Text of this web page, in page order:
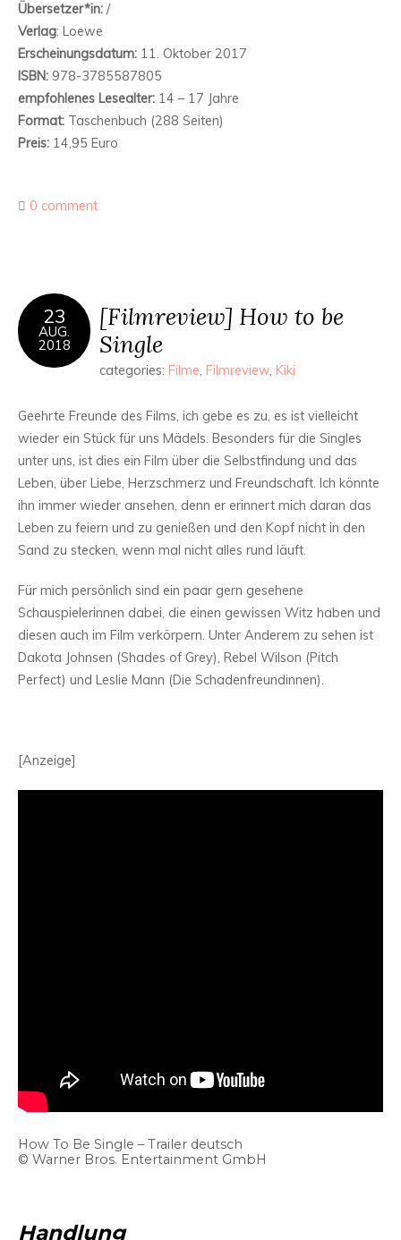
Übersetzer*in: /
Verlag: Loewe
Erscheinungsdatum: 11. Oktober 2017
ISBN: 978-3785587805
empfohlenes Lesealter: 14 – 17 Jahre
Format: Taschenbuch (288 Seiten)
Preis: 14,95 Euro
0 comment
23
AUG.
2018
[Filmreview] How to be
Single
categories: Filme, Filmreview, Kiki
Geehrte Freunde des Films, ich gebe es zu, es ist vielleicht
wieder ein Stück für uns Mädels. Besonders für die Singles
unter uns, ist dies ein Film über die Selbstfindung und das
Leben, über Liebe, Herzschmerz und Freundschaft. Ich könnte
ihn immer wieder ansehen, denn er erinnert mich daran das
Leben zu feiern und zu genießen und den Kopf nicht in den
Sand zu stecken, wenn mal nicht alles rund läuft.
Für mich persönlich sind ein paar gern gesehene
Schauspielerinnen dabei, die einen gewissen Witz haben und
diesen auch im Film verkörpern. Unter Anderem zu sehen ist
Dakota Johnsen (Shades of Grey), Rebel Wilson (Pitch
Perfect) und Leslie Mann (Die Schadenfreundinnen).
[Anzeige]
How To Be Single – Trailer deutsch
© Warner Bros. Entertainment GmbH
Handlung